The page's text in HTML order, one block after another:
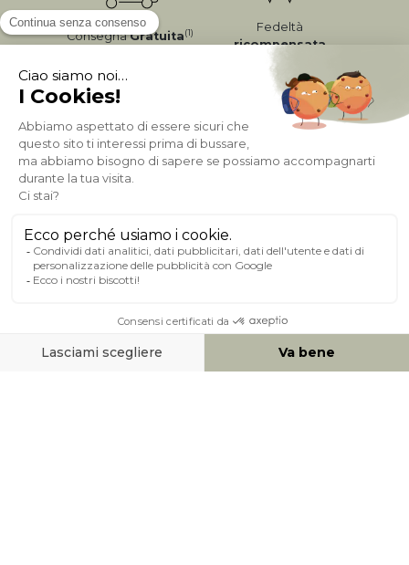
ConsegnaGratuita(1)
Fedeltà
ricompensata
Pagamento sicuro
A PROPOSITO DI MILIBOO
AIUTO & CONTATTO